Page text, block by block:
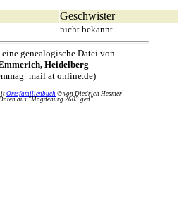
Geschwister
nicht bekannt
genealogische Datei von
Heidelberg
at online.de)
Ortsfamilienbuch © von Diedrich Hesmer
aus "Magdeburg 2603.ged"